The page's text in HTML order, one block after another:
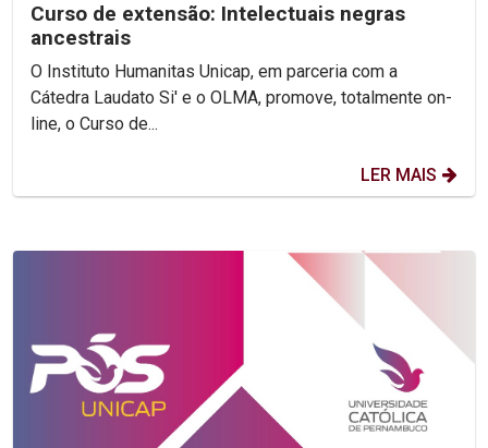
Curso de extensão: Intelectuais negras
ancestrais
O Instituto Humanitas Unicap, em parceria com a
Cátedra Laudato Si' e o OLMA, promove, totalmente on-
line, o Curso de...
LER MAIS